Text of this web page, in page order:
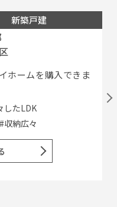
新築戸建
ホームを購入できま
したLDK
#収納広々